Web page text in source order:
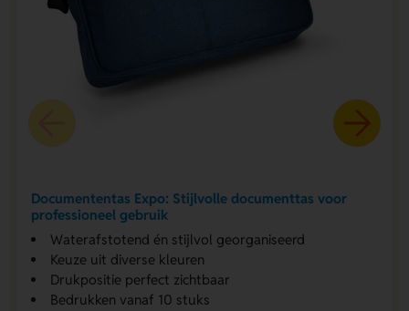
Documententas Expo: Stijlvolle documenttas voor
professioneel gebruik
Waterafstotend én stijlvol georganiseerd
Keuze uit diverse kleuren
Drukpositie perfect zichtbaar
Bedrukken vanaf 10 stuks